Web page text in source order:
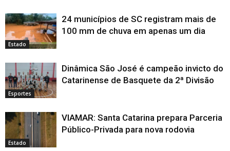
Estado
24 municípios de SC registram mais de
100 mm de chuva em apenas um dia
Esportes
Dinâmica São José é campeão invicto do
Catarinense de Basquete da 2ª Divisão
Estado
VIAMAR: Santa Catarina prepara Parceria
Público-Privada para nova rodovia